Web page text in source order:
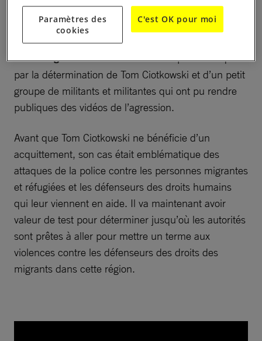
policières peut être l’un des moyens les plus
efficaces de mettre enfin un terme à
l’impunité.Mais, ces poursuites sont l’exception, et
non la règle.Elles n’ont été rendues possibles que
par la détermination de Tom Ciotkowski et d’un petit
groupe de militants et militantes qui ont pu rendre
publiques des vidéos de l’agression.
Avant que Tom Ciotkowski ne bénéficie d’un
acquittement, son cas était emblématique des
attaques de la police contre les personnes migrantes
et réfugiées et les défenseurs des droits humains
qui leur viennent en aide. Il va maintenant avoir
valeur de test pour déterminer jusqu’où les autorités
sont prêtes à aller pour mettre un terme aux
violences contre les défenseurs des droits des
migrants dans cette région.
Paramètres des
cookies
C'est OK pour moi